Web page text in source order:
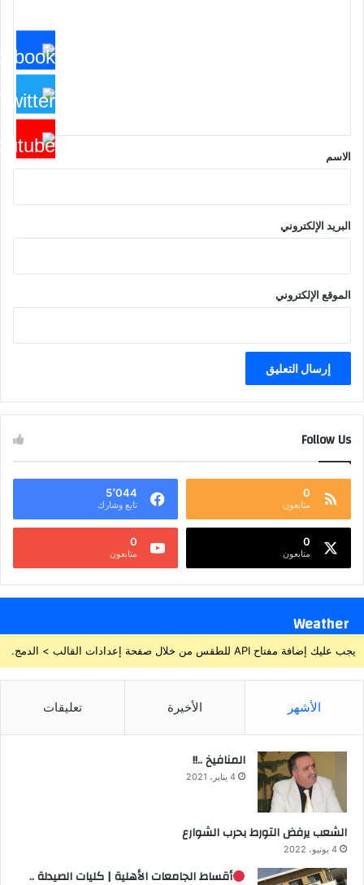
*
الاسم
البريد الإلكتروني
الموقع الإلكتروني
Follow Us
0
متابعون
5٬044
تابع وشارك
0
متابعون
0
متابعون
Weather
يجب عليك إضافة مفتاح API للطقس من خلال صفحة إعدادات القالب > الدمج.
الأشهر الأخيرة تعليقات
المنافيخ ..!!
4 يناير، 2021
الشعب يرفض التورط بحرب الشوارع
4 يونيو، 2022
أقساط الجامعات الأهلية | كليات الصيدلة ..